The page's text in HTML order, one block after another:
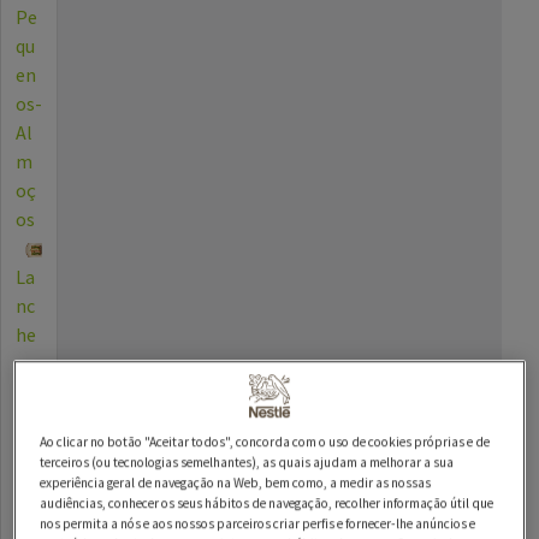
Pe
qu
en
os-
Al
m
oç
os
La
nc
he
s
bidAo clicar no botão "Aceitar todos", concorda com o uso de cookies próprias e de
terceiros (ou tecnologias semelhantes), as quais ajudam a melhorar a sua
experiência geral de navegação na Web, bem como, a medir as nossas
audiências, conhecer os seus hábitos de navegação, recolher informação útil que
nos permita a nós e aos nossos parceiros criar perfis e fornecer-lhe anúncios e